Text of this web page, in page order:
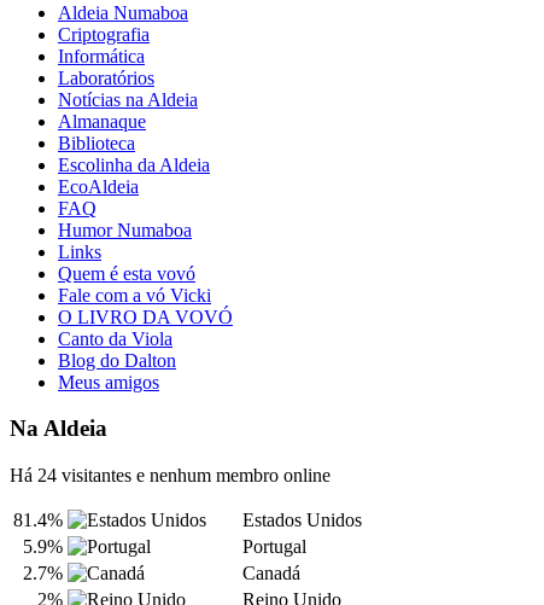
Aldeia Numaboa
Criptografia
Informática
Laboratórios
Notícias na Aldeia
Almanaque
Biblioteca
Escolinha da Aldeia
EcoAldeia
FAQ
Humor Numaboa
Links
Quem é esta vovó
Fale com a vó Vicki
O LIVRO DA VOVÓ
Canto da Viola
Blog do Dalton
Meus amigos
Na Aldeia
Há 24 visitantes e nenhum membro online
81.4%
Estados Unidos
5.9%
Portugal
2.7%
Canadá
2%
Reino Unido